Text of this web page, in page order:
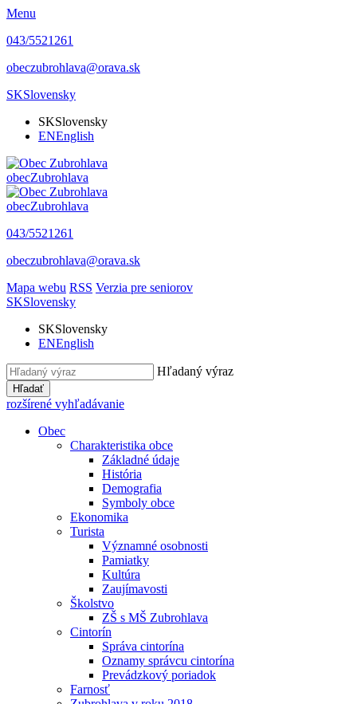
Menu
043/5521261
obeczubrohlava@orava.sk
SKSlovensky
SKSlovensky
ENEnglish
obecZubrohlava
obecZubrohlava
043/5521261
obeczubrohlava@orava.sk
Mapa webu RSS Verzia pre seniorov
SKSlovensky
SKSlovensky
ENEnglish
Hľadaný výraz
Hľadať
rozšírené vyhľadávanie
Obec
Charakteristika obce
Základné údaje
História
Demografia
Symboly obce
Ekonomika
Turista
Významné osobnosti
Pamiatky
Kultúra
Zaujímavosti
Školstvo
ZŠ s MŠ Zubrohlava
Cintorín
Správa cintorína
Oznamy správcu cintorína
Prevádzkový poriadok
Farnosť